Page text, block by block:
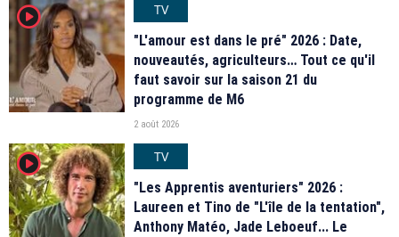
player2
TV
"L'amour est dans le pré" 2026 : Date,
nouveautés, agriculteurs… Tout ce qu'il
faut savoir sur la saison 21 du
programme de M6
2 août 2026
player2
TV
"Les Apprentis aventuriers" 2026 :
Laureen et Tino de "L'île de la tentation",
Anthony Matéo, Jade Leboeuf... Le